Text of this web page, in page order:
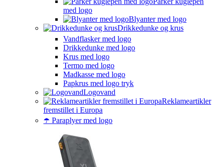
med logo
Blyanter med logo
Drikkedunke og krus
Vandflasker med logo
Drikkedunke med logo
Krus med logo
Termo med logo
Madkasse med logo
Papkrus med logo tryk
Logovand
Reklameartikler
fremstillet i Europa
☂️ Paraplyer med logo